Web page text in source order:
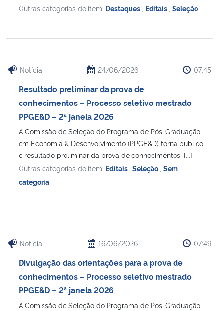
Outras categorias do item: Destaques Editais Seleção
Notícia 24/06/2026 07:45
Resultado preliminar da prova de
conhecimentos – Processo seletivo mestrado
PPGE&D – 2ª janela 2026
A Comissão de Seleção do Programa de Pós-Graduação
em Economia & Desenvolvimento (PPGE&D) torna publico
o resultado preliminar da prova de conhecimentos, [...]
Outras categorias do item: Editais Seleção Sem
categoria
Notícia 16/06/2026 07:49
Divulgação das orientações para a prova de
conhecimentos – Processo seletivo mestrado
PPGE&D – 2ª janela 2026
A Comissão de Seleção do Programa de Pós-Graduação